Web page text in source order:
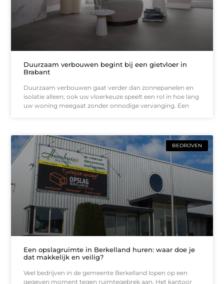
Duurzaam verbouwen begint bij een gietvloer in
Brabant
Duurzaam verbouwen gaat verder dan zonnepanelen en
isolatie alleen; ook uw vloerkeuze speelt een rol in hoe lang
uw woning meegaat zonder onnodige vervanging. Een
BEDRIJVEN
Een opslagruimte in Berkelland huren: waar doe je
dat makkelijk en veilig?
Veel bedrijven in de gemeente Berkelland lopen op een
gegeven moment tegen ruimtegebrek aan. Het kantoor